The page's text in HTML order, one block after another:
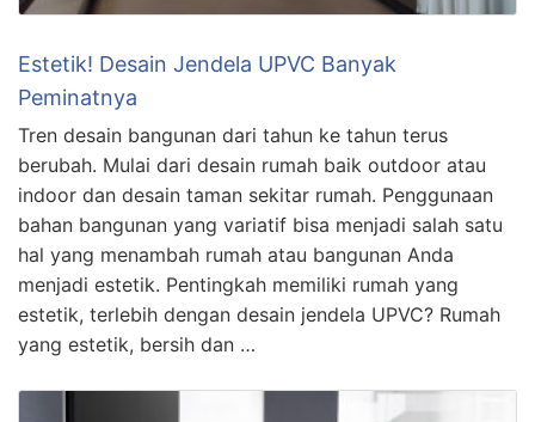
Estetik! Desain Jendela UPVC Banyak
Peminatnya
Tren desain bangunan dari tahun ke tahun terus
berubah. Mulai dari desain rumah baik outdoor atau
indoor dan desain taman sekitar rumah. Penggunaan
bahan bangunan yang variatif bisa menjadi salah satu
hal yang menambah rumah atau bangunan Anda
menjadi estetik. Pentingkah memiliki rumah yang
estetik, terlebih dengan desain jendela UPVC? Rumah
yang estetik, bersih dan …